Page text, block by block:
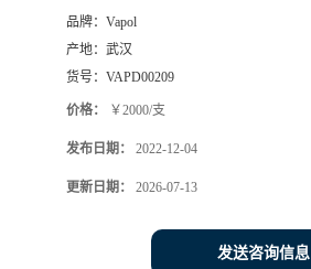
品牌： Vapol
产地： 武汉
货号： VAPD00209
价格： ￥2000/支
发布日期： 2022-12-04
更新日期： 2026-07-13
发送咨询信息